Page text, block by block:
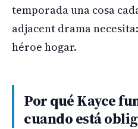
temporada una cosa
adjacent drama
héroe hogar.
Por qué Kayce
cuando está